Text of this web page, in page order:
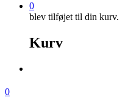
0
blev tilføjet til din kurv.
Kurv
0